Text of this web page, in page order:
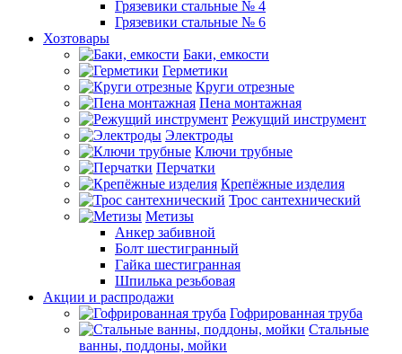
Грязевики стальные № 4
Грязевики стальные № 6
Хозтовары
Баки, емкости
Герметики
Круги отрезные
Пена монтажная
Режущий инструмент
Электроды
Ключи трубные
Перчатки
Крепёжные изделия
Трос сантехнический
Метизы
Анкер забивной
Болт шестигранный
Гайка шестигранная
Шпилька резьбовая
Акции и распродажи
Гофрированная труба
Стальные
ванны, поддоны, мойки